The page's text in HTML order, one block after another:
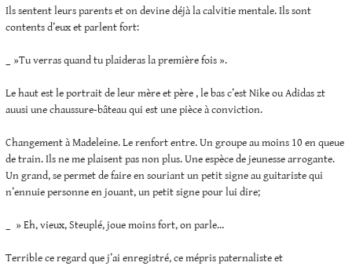
Ils sentent leurs parents et on devine déjà la calvitie mentale. Ils sont
contents d’eux et parlent fort:
_ »Tu verras quand tu plaideras la première fois ».
Le haut est le portrait de leur mère et père , le bas c’est Nike ou Adidas zt
auusi une chaussure-bâteau qui est une pièce à conviction.
Changement à Madeleine. Le renfort entre. Un groupe au moins 10 en queue
de train. Ils ne me plaisent pas non plus. Une espèce de jeunesse arrogante.
Un grand, se permet de faire en souriant un petit signe au guitariste qui
n’ennuie personne en jouant, un petit signe pour lui dire;
_ » Eh, vieux, Steuplé, joue moins fort, on parle…
Terrible ce regard que j’ai enregistré, ce mépris paternaliste et